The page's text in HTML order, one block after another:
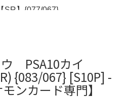
ウ PSA10カイ
{083/067} [S10P] -
ンカード専門】